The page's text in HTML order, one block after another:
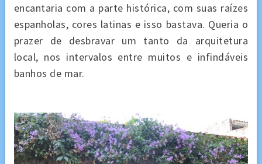
encantaria com a parte histórica, com suas raízes
espanholas, cores latinas e isso bastava. Queria o
prazer de desbravar um tanto da arquitetura
local, nos intervalos entre muitos e infindáveis
banhos de mar.